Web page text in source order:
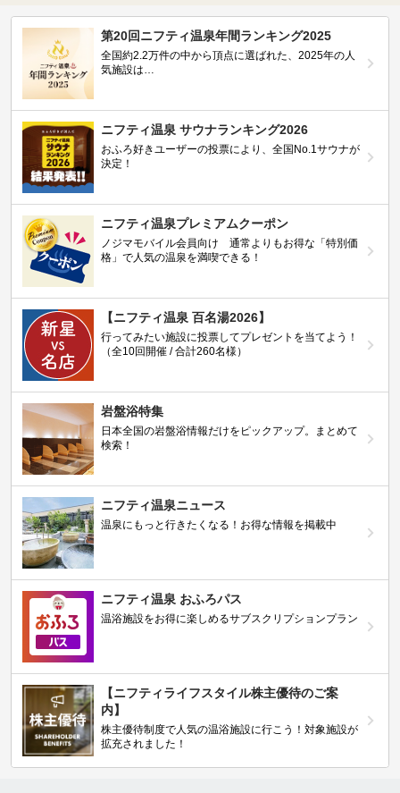
第20回ニフティ温泉年間ランキング2025
全国約2.2万件の中から頂点に選ばれた、2025年の人
気施設は…
ニフティ温泉 サウナランキング2026
おふろ好きユーザーの投票により、全国No.1サウナが
決定！
ニフティ温泉プレミアムクーポン
ノジマモバイル会員向け 通常よりもお得な「特別価
格」で人気の温泉を満喫できる！
【ニフティ温泉 百名湯2026】
行ってみたい施設に投票してプレゼントを当てよう！
（全10回開催 / 合計260名様）
岩盤浴特集
日本全国の岩盤浴情報だけをピックアップ。まとめて
検索！
ニフティ温泉ニュース
温泉にもっと行きたくなる！お得な情報を掲載中
ニフティ温泉 おふろパス
温浴施設をお得に楽しめるサブスクリプションプラン
【ニフティライフスタイル株主優待のご案
内】
株主優待制度で人気の温浴施設に行こう！対象施設が
拡充されました！